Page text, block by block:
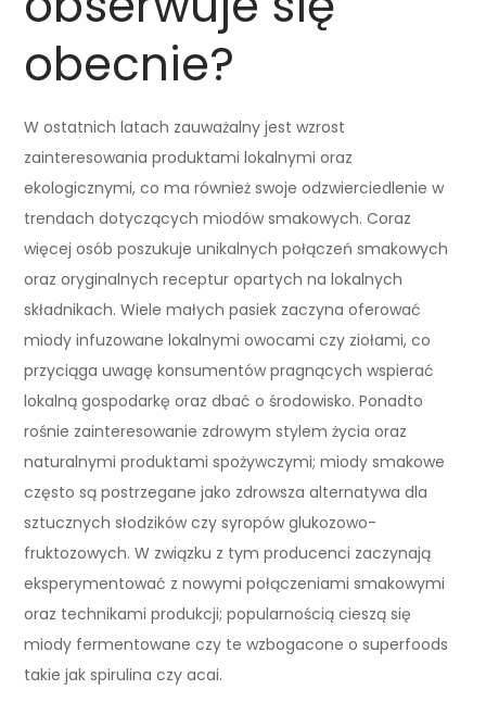
obecnie?
W ostatnich latach zauważalny jest wzrost
zainteresowania produktami lokalnymi oraz
ekologicznymi, co ma również swoje odzwierciedlenie w
trendach dotyczących miodów smakowych. Coraz
więcej osób poszukuje unikalnych połączeń smakowych
oraz oryginalnych receptur opartych na lokalnych
składnikach. Wiele małych pasiek zaczyna oferować
miody infuzowane lokalnymi owocami czy ziołami, co
przyciąga uwagę konsumentów pragnących wspierać
lokalną gospodarkę oraz dbać o środowisko. Ponadto
rośnie zainteresowanie zdrowym stylem życia oraz
naturalnymi produktami spożywczymi; miody smakowe
często są postrzegane jako zdrowsza alternatywa dla
sztucznych słodzików czy syropów glukozowo-
fruktozowych. W związku z tym producenci zaczynają
eksperymentować z nowymi połączeniami smakowymi
oraz technikami produkcji; popularnością cieszą się
miody fermentowane czy te wzbogacone o superfoods
takie jak spirulina czy acai.